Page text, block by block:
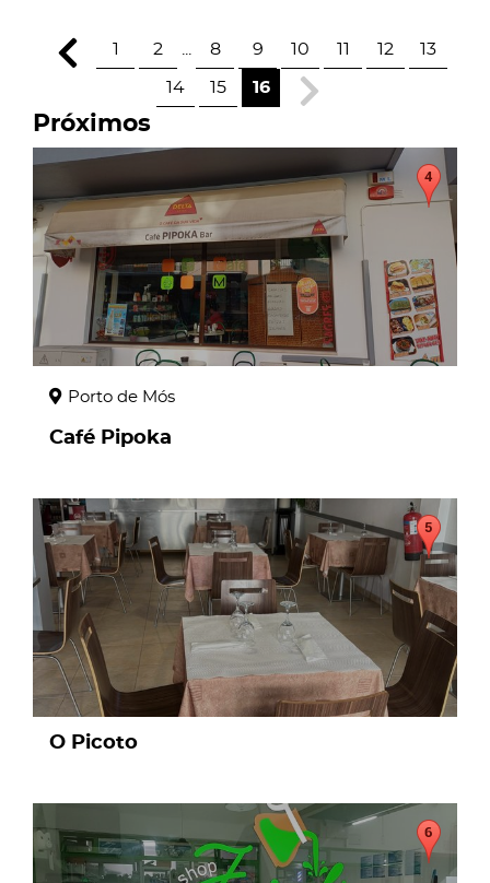
1 2 8 9 10 11 12 13
14 15 16
Próximos
page
Porto de Mós
Café Pipoka
page
O Picoto